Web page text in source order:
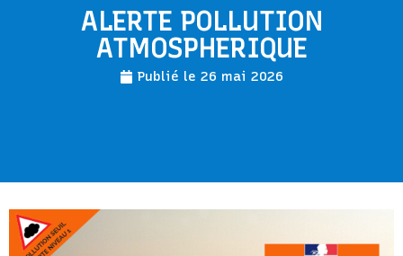
ALERTE POLLUTION
ATMOSPHERIQUE
Publié le 26 mai 2026